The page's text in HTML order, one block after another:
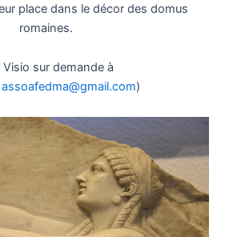
place dans le décor des domus
romaines.
Visio sur demande à
assoafedma@gmail.com)